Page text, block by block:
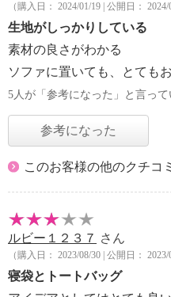
（購入日： 2024/01/19 | 公開日： 2024/
生地がしっかりしている
素材の良さがわかる
ソファに置いても、とても
5人が「参考になった」と言って
参考になった
このお客様の他のクチコ
ルビー１２３７ さん
（購入日： 2023/08/30 | 公開日： 2023/
寝袋とトートバッグ